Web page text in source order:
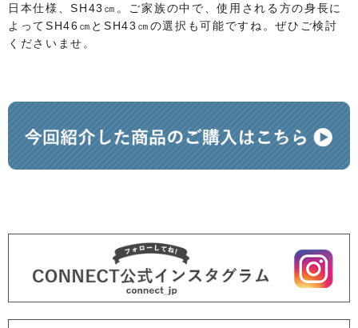
日本仕様、SH43㎝。ご家族の中で、使用される方の身長に
よってSH46㎝とSH43㎝の選択も可能ですね。ぜひご検討
くださいませ。